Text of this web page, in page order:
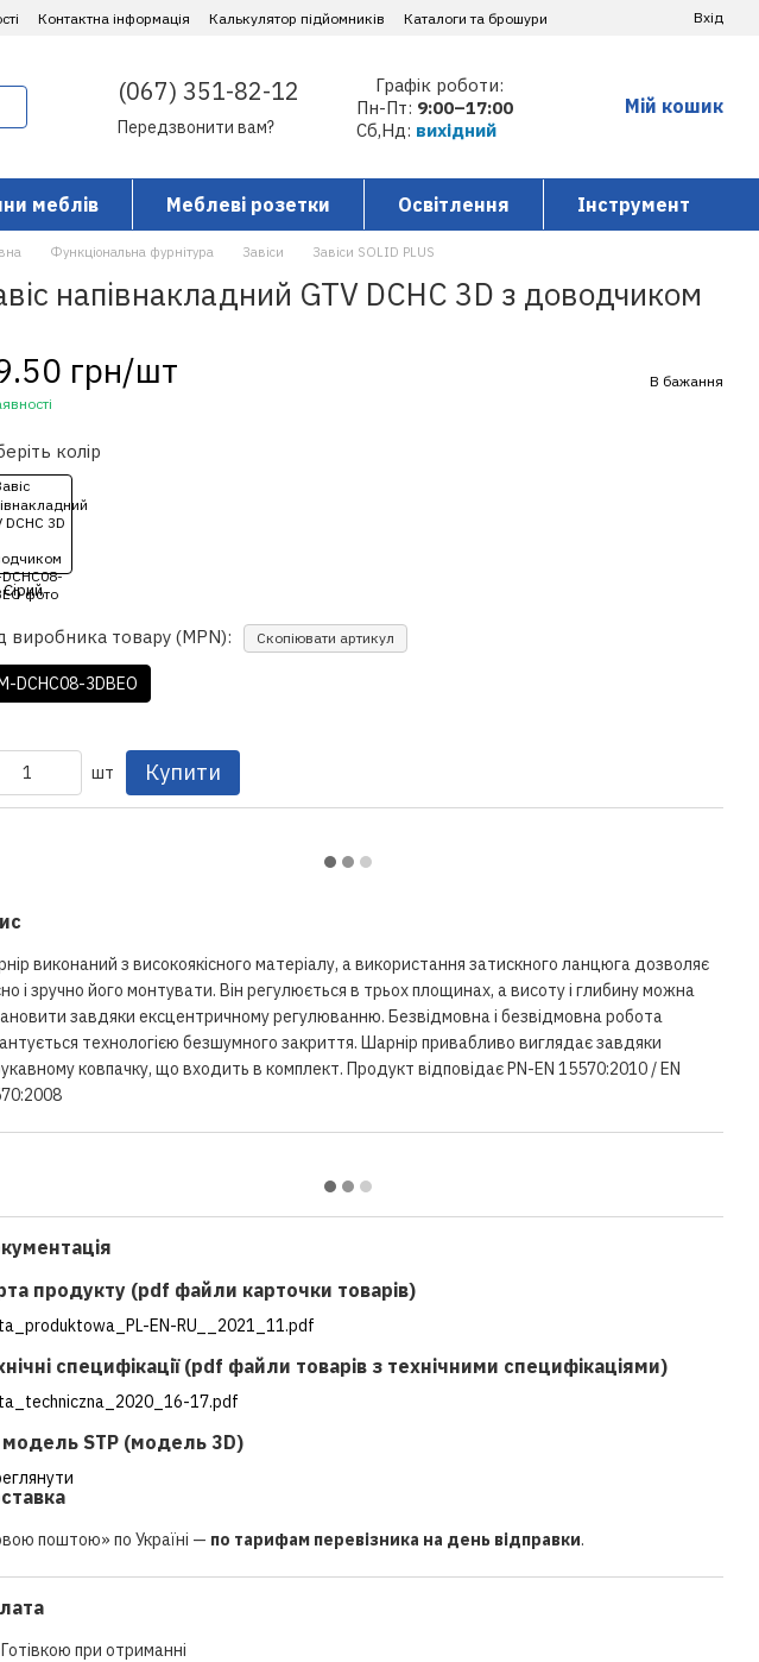
Контактна інформація ​Калькулятор підйомників Каталоги та брошури Вхід
(067) 351-82-12
Передзвонити вам?
Графік роботи:
Пн-Пт: 9:00–17:00
Сб,Нд: вихідний
Мій кошик
меблів Меблеві розетки Освітлення Інструмент
Функціональна фурнітура Завіси Завіси SOLID PLUS
напівнакладний GTV DCHC 3D з доводчиком
грн/шт В бажання
колір
виробника товару (MPN): Скопіювати артикул
DCHC08-3DBEO
шт Купити
виконаний з високоякісного матеріалу, а використання затискного ланцюга дозволяє
і зручно його монтувати. Він регулюється в трьох площинах, а висоту і глибину можна
завдяки ексцентричному регулюванню. Безвідмовна і безвідмовна робота
технологією безшумного закриття. Шарнір привабливо виглядає завдяки
ковпачку, що входить в комплект. Продукт відповідає PN-EN 15570:2010 / EN
продукту (pdf файли карточки товарів)
EN-RU__2021_11.pdf
специфікації (pdf файли товарів з технічними специфікаціями)
17.pdf
модель STP (модель 3D)
поштою» по Україні — по тарифам перевізника на день відправки.
Готівкою при отриманні